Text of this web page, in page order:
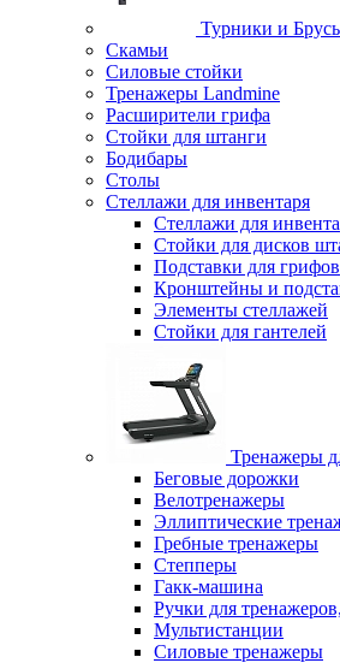
Турники и
Скамьи
Силовые стойки
Тренажеры Landmine
Расширители грифа
Стойки для штанги
Бодибары
Столы
Стеллажи для инвентаря
Стеллажи для
Стойки для дисков
Подставки для грифов
Кронштейны и
Элементы стеллажей
Стойки для гантелей
Тренажеры
Беговые дорожки
Велотренажеры
Эллиптические
Гребные тренажеры
Степперы
Гакк-машина
Ручки для
Мультистанции
Силовые тренажеры